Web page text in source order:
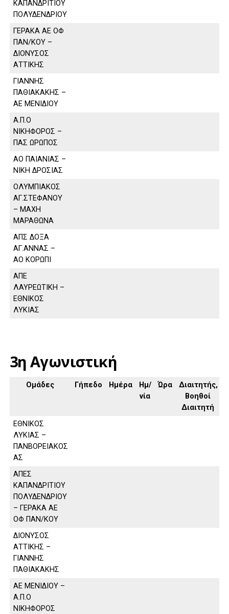
ΚΑΠΑΝΔΡΙΤΙΟΥ
ΠΟΛΥΔΕΝΔΡΙΟΥ
ΓΕΡΑΚΑ ΑΕ ΟΦ
ΠΑΝ/ΚΟΥ –
ΔΙΟΝΥΣΟΣ
ΑΤΤΙΚΗΣ
ΓΙΑΝΝΗΣ
ΠΑΘΙΑΚΑΚΗΣ –
ΑΕ ΜΕΝΙΔΙΟΥ
Α.Π.Ο
ΝΙΚΗΦΟΡΟΣ –
ΠΑΣ ΩΡΩΠΟΣ
ΑΟ ΠΑΙΑΝΙΑΣ –
ΝΙΚΗ ΔΡΟΣΙΑΣ
ΟΛΥΜΠΙΑΚΟΣ
ΑΓ.ΣΤΕΦΑΝΟΥ
– ΜΑΧΗ
ΜΑΡΑΘΩΝΑ
ΑΠΣ ΔΟΞΑ
ΑΓ.ΑΝΝΑΣ –
ΑΟ ΚΟΡΩΠΙ
ΑΠΕ
ΛΑΥΡΕΩΤΙΚΗ –
ΕΘΝΙΚΟΣ
ΛΥΚΙΑΣ
3η Αγωνιστική
Ομάδες Γήπεδο Ημέρα
Ημ/
νία
Ώρα
Διαιτητής,
Βοηθοί
Διαιτητή
ΕΘΝΙΚΟΣ
ΛΥΚΙΑΣ –
ΠΑΝΒΟΡΕΙΑΚΟΣ
ΑΣ
ΑΠΕΣ
ΚΑΠΑΝΔΡΙΤΙΟΥ
ΠΟΛΥΔΕΝΔΡΙΟΥ
– ΓΕΡΑΚΑ ΑΕ
ΟΦ ΠΑΝ/ΚΟΥ
ΔΙΟΝΥΣΟΣ
ΑΤΤΙΚΗΣ –
ΓΙΑΝΝΗΣ
ΠΑΘΙΑΚΑΚΗΣ
ΑΕ ΜΕΝΙΔΙΟΥ –
Α.Π.Ο
ΝΙΚΗΦΟΡΟΣ